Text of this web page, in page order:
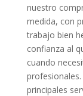
nuestro
medida, con
trabajo bien
confianza al
cuando
principales